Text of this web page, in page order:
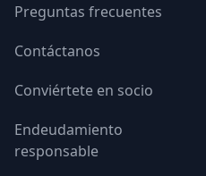
Preguntas frecuentes
Contáctanos
Conviértete en socio
Endeudamiento
responsable